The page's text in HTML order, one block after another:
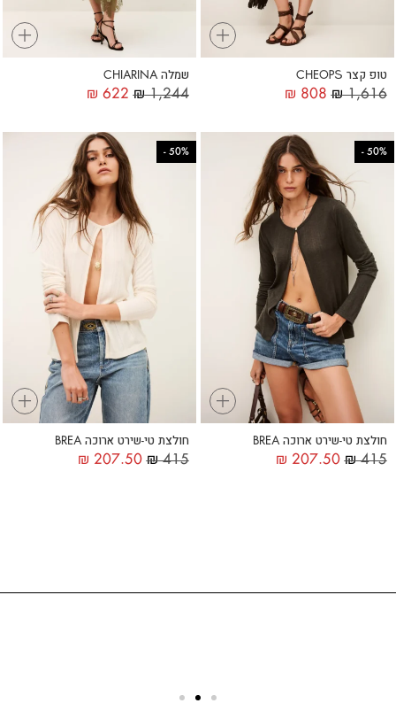
+
טופ קצר CHEOPS
₪1,616
₪ 808
+
שמלה CHIARINA
₪1,244
₪ 622
+
50%
-
חולצת טי-שירט ארוכה BREA
₪415
₪ 207.50
+
50%
-
חולצת טי-שירט ארוכה BREA
₪415
₪ 207.50